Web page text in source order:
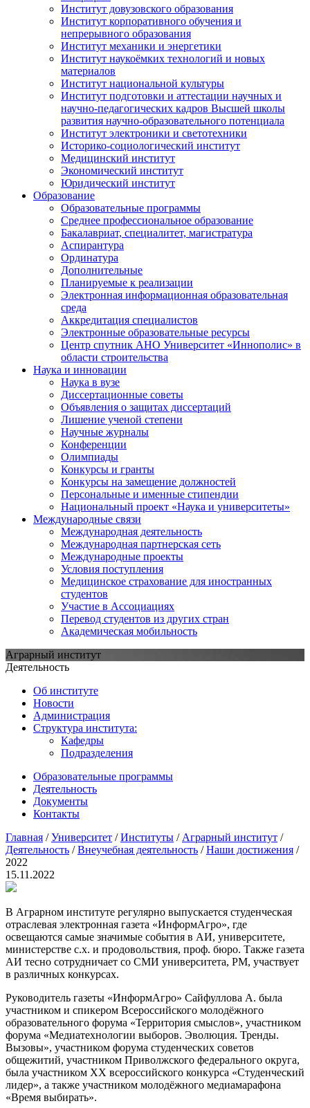
Институт довузовского образования
Институт корпоративного обучения и
непрерывного образования
Институт механики и энергетики
Институт наукоёмких технологий и новых
материалов
Институт национальной культуры
Институт подготовки и аттестации научных и
научно-педагогических кадров Высшей школы
развития научно-образовательного потенциала
Институт электроники и светотехники
Историко-социологический институт
Медицинский институт
Экономический институт
Юридический институт
Образование
Образовательные программы
Среднее профессиональное образование
Бакалавриат, специалитет, магистратура
Аспирантура
Ординатура
Дополнительные
Планируемые к реализации
Электронная информационная образовательная
среда
Аккредитация специалистов
Электронные образовательные ресурсы
Центр спутник АНО Университет «Иннополис» в
области строительства
Наука и инновации
Наука в вузе
Диссертационные советы
Объявления о защитах диссертаций
Лишение ученой степени
Научные журналы
Конференции
Олимпиады
Конкурсы и гранты
Конкурсы на замещение должностей
Персональные и именные стипендии
Национальный проект «Наука и университеты»
Международные связи
Международная деятельность
Международная партнерская сеть
Международные проекты
Условия поступления
Медицинское страхование для иностранных
студентов
Участие в Ассоциациях
Перевод студентов из других стран
Академическая мобильность
Аграрный институт
Деятельность
Об институте
Новости
Администрация
Структура института:
Кафедры
Подразделения
Образовательные программы
Деятельность
Документы
Контакты
Главная /Университет /Институты / Аграрный институт /
Деятельность /Внеучебная деятельность /Наши достижения /
2022
15.11.2022
В Аграрном институте регулярно выпускается студенческая
отраслевая электронная газета «ИнформАгро», где
освещаются самые значимые события в АИ, университете,
министерстве с.х. и продовольствия, проф. бюро. Также газета
АИ тесно сотрудничает со СМИ университета, РМ, участвует
в различных конкурсах.
Руководитель газеты «ИнформАгро» Сайфуллова А. была
участником и спикером Всероссийского молодёжного
образовательного форума «Территория смыслов», участником
форума «Медиатехнологии выборов. Эволюция. Тренды.
Вызовы», участником форума студенческих советов
общежитий, участником Приволжского федерального округа,
была участником XX всероссийского конкурса «Студенческий
лидер», а также участником молодёжного медиамарафона
«Время выбирать».